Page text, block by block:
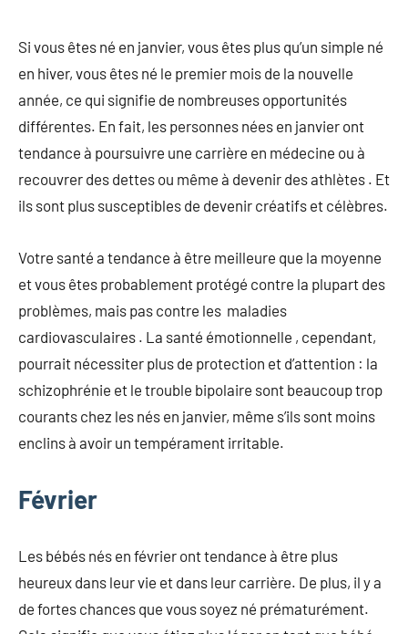
Si vous êtes né en janvier, vous êtes plus qu’un simple né
en hiver, vous êtes né le premier mois de la nouvelle
année, ce qui signifie de nombreuses opportunités
différentes. En fait, les personnes nées en janvier ont
tendance à poursuivre une carrière en médecine ou à
recouvrer des dettes ou même à devenir des athlètes . Et
ils sont plus susceptibles de devenir créatifs et célèbres.
Votre santé a tendance à être meilleure que la moyenne
et vous êtes probablement protégé contre la plupart des
problèmes, mais pas contre les maladies
cardiovasculaires . La santé émotionnelle , cependant,
pourrait nécessiter plus de protection et d’attention : la
schizophrénie et le trouble bipolaire sont beaucoup trop
courants chez les nés en janvier, même s’ils sont moins
enclins à avoir un tempérament irritable.
Février
Les bébés nés en février ont tendance à être plus
heureux dans leur vie et dans leur carrière. De plus, il y a
de fortes chances que vous soyez né prématurément.